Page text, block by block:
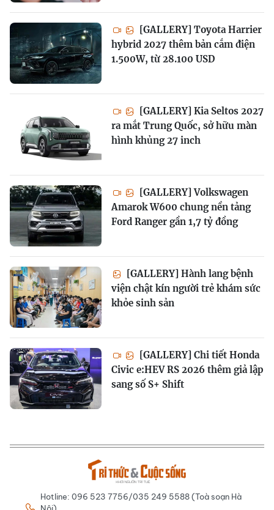
[GALLERY] Toyota Harrier
hybrid 2027 thêm bản cắm điện
1.500W, từ 28.100 USD
[GALLERY] Kia Seltos 2027
ra mắt Trung Quốc, sở hữu màn
hình khủng 27 inch
[GALLERY] Volkswagen
Amarok W600 chung nền tảng
Ford Ranger gần 1,7 tỷ đồng
[GALLERY] Hành lang bệnh
viện chật kín người trẻ khám sức
khỏe sinh sản
[GALLERY] Chi tiết Honda
Civic e:HEV RS 2026 thêm giả lập
sang số S+ Shift
Hotline: 096 523 7756/035 249 5588 (Toà soạn Hà
Nội)